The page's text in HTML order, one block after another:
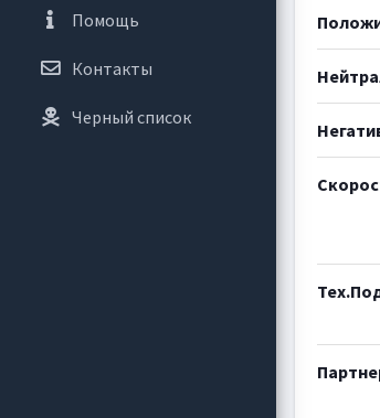
Помощь
Контакты
Черный список